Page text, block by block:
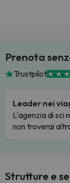
Prenota
Trustpilot
Leader nei
L'agenzia di sci
non troverai
Strutture e